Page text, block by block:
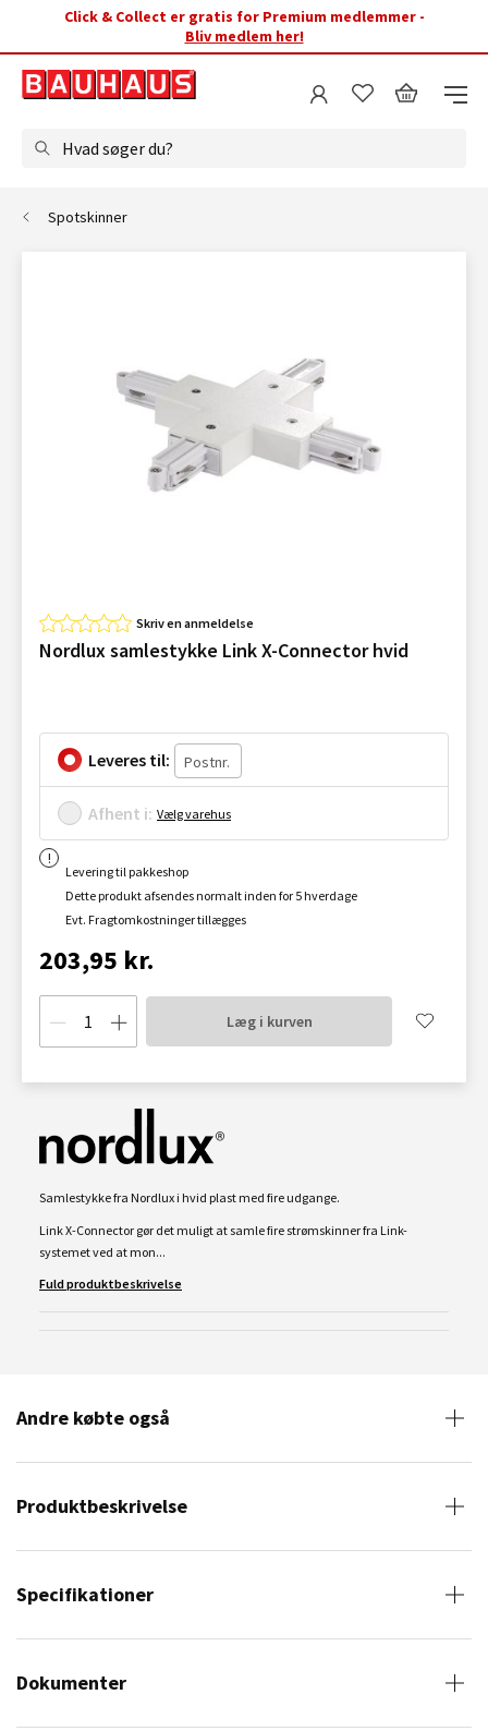
Click & Collect er gratis for Premium medlemmer -
Bliv medlem her!
Hvad søger du?
Spotskinner
Skriv en anmeldelse
Nordlux samlestykke Link X-Connector hvid
Leveres til:
Afhent i: Vælg varehus
Levering til pakkeshop
Dette produkt afsendes normalt inden for 5 hverdage
Evt. Fragtomkostninger tillægges
203,95 kr.
Læg i kurven
Samlestykke fra Nordlux i hvid plast med fire udgange.
Link X-Connector gør det muligt at samle fire strømskinner fra Link-
systemet ved at mon...
Fuld produktbeskrivelse
Andre købte også
Produktbeskrivelse
Specifikationer
Dokumenter